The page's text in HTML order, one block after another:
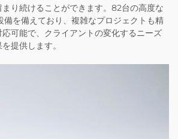
り続けることができます。82台の高度な
備を備えており、複雑なプロジェクトも精
可能で、クライアントの変化するニーズ
提供します。